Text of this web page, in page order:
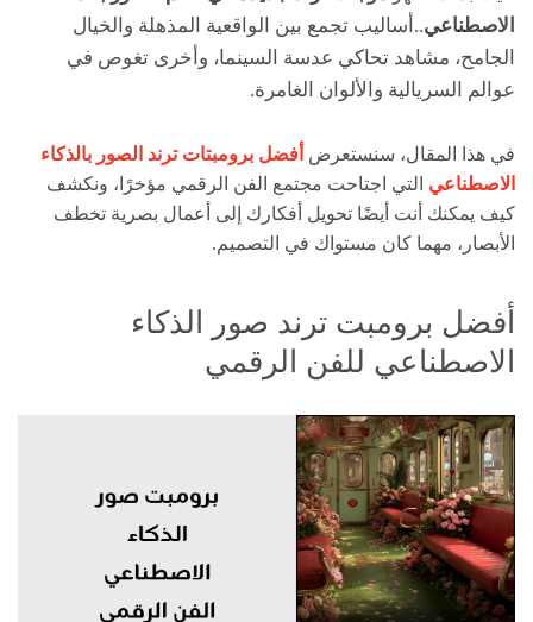
الاصطناعي.. أساليب تجمع بين الواقعية المذهلة والخيال
الجامح، مشاهد تحاكي عدسة السينما، وأخرى تغوص في
عوالم السريالية والألوان الغامرة.
في هذا المقال، سنستعرض أفضل برومبتات ترند الصور بالذكاء
الاصطناعي التي اجتاحت مجتمع الفن الرقمي مؤخرًا، ونكشف
كيف يمكنك أنت أيضًا تحويل أفكارك إلى أعمال بصرية تخطف
الأبصار، مهما كان مستواك في التصميم.
أفضل برومبت ترند صور الذكاء
الاصطناعي للفن الرقمي